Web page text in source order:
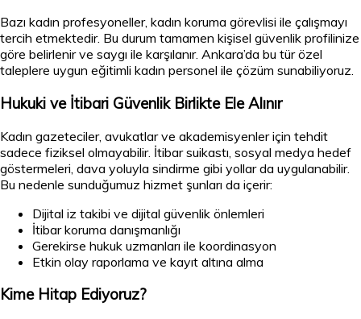
Bazı kadın profesyoneller, kadın koruma görevlisi ile çalışmayı
tercih etmektedir. Bu durum tamamen kişisel güvenlik profilinize
göre belirlenir ve saygı ile karşılanır. Ankara’da bu tür özel
taleplere uygun eğitimli kadın personel ile çözüm sunabiliyoruz.
Hukuki ve İtibari Güvenlik Birlikte Ele Alınır
Kadın gazeteciler, avukatlar ve akademisyenler için tehdit
sadece fiziksel olmayabilir. İtibar suikastı, sosyal medya hedef
göstermeleri, dava yoluyla sindirme gibi yollar da uygulanabilir.
Bu nedenle sunduğumuz hizmet şunları da içerir:
Dijital iz takibi ve dijital güvenlik önlemleri
İtibar koruma danışmanlığı
Gerekirse hukuk uzmanları ile koordinasyon
Etkin olay raporlama ve kayıt altına alma
Kime Hitap Ediyoruz?